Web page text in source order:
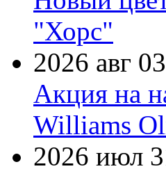
"Хорс"
2026 авг 03
Акция на
Williams
2026 июл